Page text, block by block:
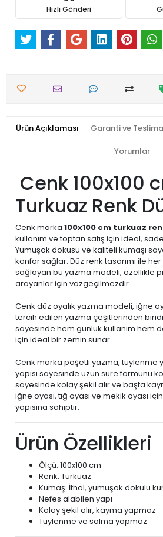
Hızlı Gönderi
Ürün Açıklaması Garanti ve
Yorumlar
Cenk 100x100
Turkuaz Renk
Cenk marka 100x100 cm turkuaz
kullanım ve toptan satış için ideal,
Yumuşak dokusu ve kaliteli kumaşı
konfor sağlar. Düz renk tasarımı ile
sağlayan bu yazma modeli, özellikle
arayanlar için vazgeçilmezdir.
Cenk düz oyalık yazma modeli, iğne
tercih edilen yazma çeşitlerinden
sayesinde hem günlük kullanım hem
için ideal bir zemin sunar.
Cenk marka poşetli yazma, tüylenme
yapısı sayesinde uzun süre formunu
sayesinde kolay şekil alır ve başta
iğne oyası, tığ oyası ve mekik oyası
yapısına sahiptir.
Ürün Özellikleri
Ölçü: 100x100 cm
Renk: Turkuaz
Kumaş: İthal, yumuşak dokulu
Nefes alabilen yapı
Kolay şekil alır, kayma yapmaz
Tüylenme ve solma yapmaz